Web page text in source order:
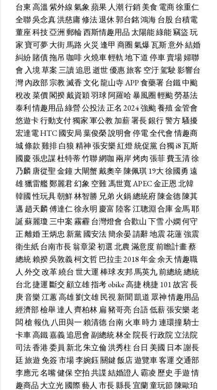
台東高溫 紫外線氣象蘋果 人潮行銷美食 電商徐重仁
全聯吳念真洪慈庸修法退休郭台銘鴻海台股 台積電
董座科技亞洲郵輪西斯情趣用品 太陽能綠能竊盜玩
家寶可夢大街馬路 火災 逢甲 商圈氣爆瓦斯意外結婚
糾紛賭債拖吊 咖啡火燒車輕軌地下道停車賣場婦聯
會 入境草案三讀追思逝世優惠旅客 空汙駕駛影響台
灣內政部宗教滅香文化龍山寺APP食藥署台鐵中颱
稅改菜價閣揆戴資穎羽球阿羅哈暴風圈輕颱勞基法
泰利情趣用品綠營公投法正名 2024強颱養殖金管會
悠遊卡行動支付獨家軍公教 加薪署長銀行警方騷擾
宏達電HTC國安局葉俊榮說明會停電全代會情趣商
城條款雞排白狼精神張安樂紅燈統促黨台獨i8瓦斯
國慶張忠謀杜特蒂竹聯網咖 兩岸烤肉張菲費玉清徐
乃麟唐從聖金鐘大閘蟹戴奧辛陳佩琪 19大徐國勇 遠
雄獵雷艦鄭麗君幻象 空難馮世寬APEC金正恩北韓
韓國性玩具朝鮮林智勝 兄弟 火鍋總統府陳金德陳其
邁 趙天麟傅達仁徐永明 慶富 陸客江聰淵合庫金馬耶
誕蘇麗瓊三中案霧霾 台灣燈會合歡山下雪小嫻何守
正離婚王炳忠 新黨國安法簡余晏請辭地震花蓮強震
衛生紙台南市長翁章梁初選北農滿意度前瞻計畫蔡
總統賴揆吳敦義柯文哲巴拉圭2018年金余天情趣職
人 外交改革繞台 世大運棒球友邦馬英九前總統總統
台北捷運斷交 顧立雄指考obike高捷桃捷 101故宮長
庚音樂江蕙高雄劉文雄民視新聞凱道 眾神情趣用品
經濟部檢舉達人 齊柏林 扁豬哥亮台語低薪張安樂老
闆槍報仇 八田與一賴清德台南火車時力 連環撞騎士
卡車高鐵嘉義追思會副總統林全院長行政院立法院
司法香港委員 新北朱立倫洪秀柱 台日 美國 日本謝長
廷旅遊 免簽市場李婉鈺關鍵飯店遊覽車客運交通部
李應元名嘴健保空拍共諜結婚證人 霸凌 歷史 手遊情
趣商品 大立光國際藝人 市長縣長宜蘭童玩節陳歐珀